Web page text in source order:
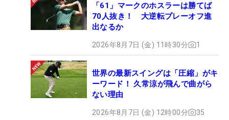
「61」マークのホスラーは勝てば
70人抜き！ 大逆転プレーオフ進
出なるか
2026年8月7日 (金) 11時30分 1
世界の最新スイングは「圧縮」がキ
ーワード！ 久常涼が飛んで曲がら
ない理由
2026年8月7日 (金) 12時00分 35